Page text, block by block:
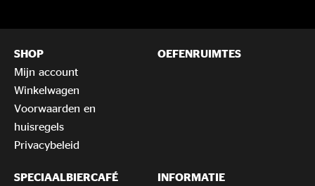
SHOP
Mijn account
Winkelwagen
Voorwaarden en
huisregels
Privacybeleid
OEFENRUIMTES
SPECIAALBIERCAFÉ INFORMATIE